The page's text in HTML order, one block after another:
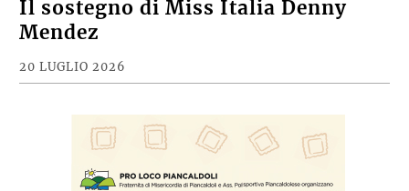
Il sostegno di Miss Italia Denny
Mendez
20 LUGLIO 2026